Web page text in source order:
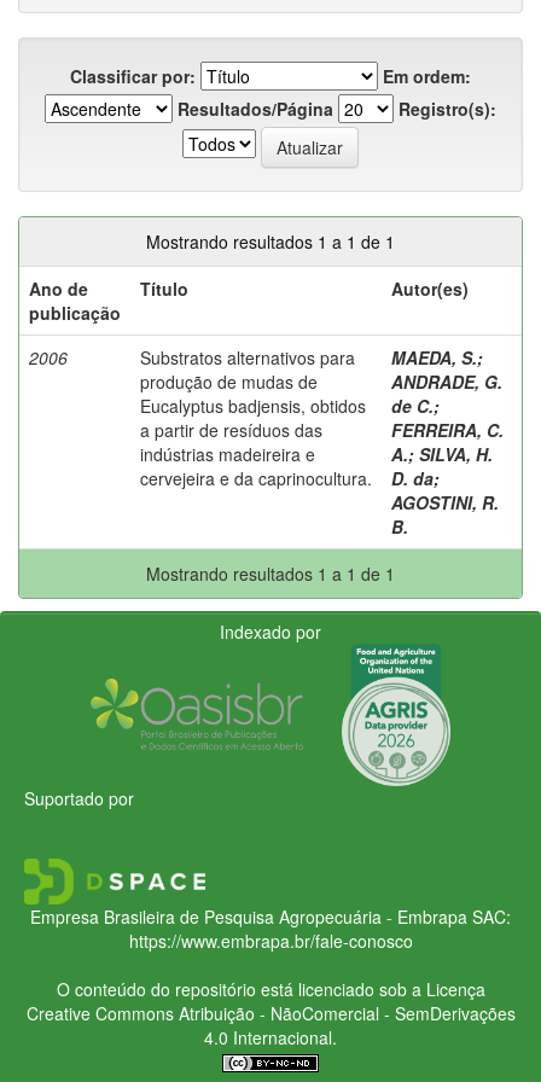
Classificar por:
Em ordem:
Resultados/Página
Registro(s):
Mostrando resultados 1 a 1 de 1
Ano de
publicação
Título Autor(es)
2006
Substratos alternativos para
produção de mudas de
Eucalyptus badjensis, obtidos
a partir de resíduos das
indústrias madeireira e
cervejeira e da caprinocultura.
MAEDA, S.;
ANDRADE, G.
de C.;
FERREIRA, C.
A.; SILVA, H.
D. da;
AGOSTINI, R.
B.
Mostrando resultados 1 a 1 de 1
Indexado por
Suportado por
Empresa Brasileira de Pesquisa Agropecuária - Embrapa SAC:
https://www.embrapa.br/fale-conosco
O conteúdo do repositório está licenciado sob a Licença
Creative CommonsAtribuição - NãoComercial - SemDerivações
4.0 Internacional.